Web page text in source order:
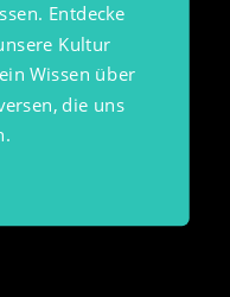
Entdecke
Kultur
Wissen über
die uns